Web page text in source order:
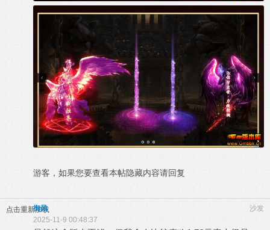
游客，如果您要查看本帖隐藏内容请回复
点击重新加载 沙发
御风
2025-11-9 00:48:37